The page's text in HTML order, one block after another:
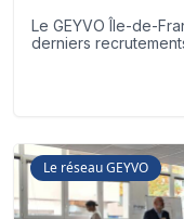
Le GEYVO Île-de-
derniers
Le réseau GEYVO